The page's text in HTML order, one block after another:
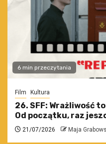
6 min przeczytania
Film Kultura
26. SFF: Wrażliwość
Od początku, raz
21/07/2026 Maja